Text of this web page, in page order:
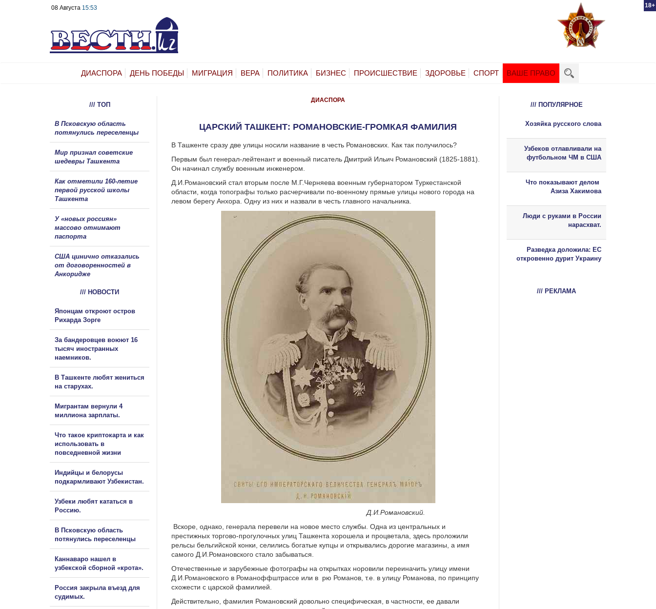
18+
08 Августа 15:53
ДИАСПОРА ДЕНЬ ПОБЕДЫ МИГРАЦИЯ ВЕРА ПОЛИТИКА БИЗНЕС ПРОИСШЕСТВИЕ ЗДОРОВЬЕ СПОРТ ВАШЕ ПРАВО
ДИАСПОРА
ЦАРСКИЙ ТАШКЕНТ: РОМАНОВСКИЕ-ГРОМКАЯ ФАМИЛИЯ
В Ташкенте сразу две улицы носили название в честь Романовских. Как так получилось?
Первым был генерал-лейтенант и военный писатель Дмитрий Ильич Романовский (1825-1881).
Он начинал службу военным инженером.
Д.И.Романовский стал вторым после М.Г.Черняева военным губернатором Туркестанской
области, когда топографы только расчерчивали по-военному прямые улицы нового города на
левом берегу Анхора. Одну из них и назвали в честь главного начальника.
Д.И.Романовский.
Вскоре, однако, генерала перевели на новое место службы. Одна из центральных и
престижных торгово-прогулочных улиц Ташкента хорошела и процветала, здесь проложили
рельсы бельгийской конки, селились богатые купцы и открывались дорогие магазины, а имя
самого Д.И.Романовского стало забываться.
Отечественные и зарубежные фотографы на открытках норовили переиначить улицу имени
Д.И.Романовского в Романоффштрассе или в рю Романов, т.е. в улицу Романова, по принципу
схожести с царской фамилией.
Действительно, фамилия Романовский довольно специфическая, в частности, ее давали
/// ТОП
В Псковскую область
потянулись переселенцы
Мир признал советские
шедевры Ташкента
Как отметили 160-летие
первой русской школы
Ташкента
У «новых россиян»
массово отнимают
паспорта
США цинично отказались
от договоренностей в
Анкоридже
/// НОВОСТИ
Японцам откроют остров
Рихарда Зорге
За бандеровцев воюют 16
тысяч иностранных
наемников.
В Ташкенте любят жениться
на старухах.
Мигрантам вернули 4
миллиона зарплаты.
Что такое криптокарта и как
использовать в
повседневной жизни
Индийцы и белорусы
подкармливают Узбекистан.
Узбеки любят кататься в
Россию.
В Псковскую область
потянулись переселенцы
Каннаваро нашел в
узбекской сборной «крота».
Россия закрыла въезд для
судимых.
/// ПОПУЛЯРНОЕ
Хозяйка русского слова
Узбеков отлавливали на
футбольном ЧМ в США
Что показывают делом
Азиза Хакимова
Люди с руками в России
нарасхват.
Разведка доложила: ЕС
откровенно дурит Украину
/// РЕКЛАМА